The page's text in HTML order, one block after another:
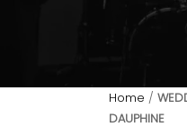
Home /
DAUPHINE